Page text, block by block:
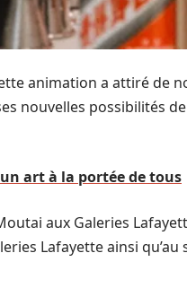
animation a attiré de
nouvelles possibilités de
art à la portée de tous
aux Galeries
Lafayette ainsi qu’au